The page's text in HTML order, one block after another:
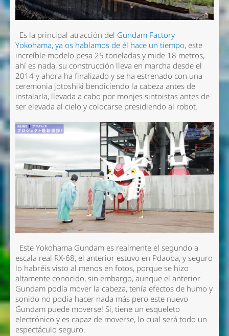
Es la principal atracción del Gundam Factory
Yokohama, ya os hablamos de él hace un tiempo, este
increíble modelo pesa 25 toneladas y mide 18 metros,
ahí es nada, su construcción lleva en marcha desde el
2014 y ahora ha finalizado y se ha estrenado con una
ceremonia jotoshiki bendiciendo la cabeza antes de
instalarla, llevada a cabo por monjes sintoistas antes de
ser elevada al cielo y colocarse presidiendo al robot.
Este Yokohama Gundam es realmente el segundo a
escala real RX-68, el anterior estuvo en Pdaoba, y seguro
lo habréis visto al menos en fotos, porque se hizo
altamente conocido, sin embargo, aunque el anterior
Gundam podía mover la cabeza, tenía efectos de humo y
sonido no podía hacer nada más pero este nuevo
Gundam puede moverse! Si, tiene un esqueleto
electrónico y es capaz de moverse, lo cual será todo un
espectáculo seguro.